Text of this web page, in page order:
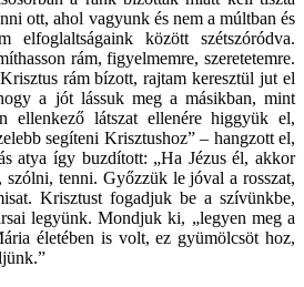
ott, ahol vagyunk és nem a múltban és
között szétszóródva.
rám, figyelmemre, szeretetemre.
rám bízott, rajtam keresztül jut el
a jót lássuk meg a másikban, mint
ellenkező látszat ellenére higgyük el,
segíteni Krisztushoz” – hangzott el,
atya így buzdított: „Ha Jézus él, akkor
szólni, tenni. Győzzük le jóval a rosszat,
Krisztust fogadjuk be a szívünkbe,
legyünk. Mondjuk ki, „legyen meg a
életében is volt, ez gyümölcsöt hoz,